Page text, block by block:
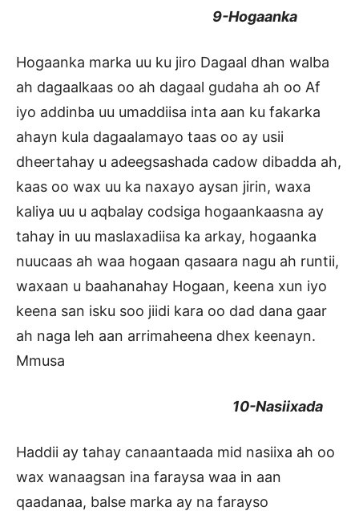
9-Hogaanka
Hogaanka marka uu ku jiro Dagaal dhan walba
ah dagaalkaas oo ah dagaal gudaha ah oo Af
iyo addinba uu umaddiisa inta aan ku fakarka
ahayn kula dagaalamayo taas oo ay usii
dheertahay u adeegsashada cadow dibadda ah,
kaas oo wax uu ka naxayo aysan jirin, waxa
kaliya uu u aqbalay codsiga hogaankaasna ay
tahay in uu maslaxadiisa ka arkay, hogaanka
nuucaas ah waa hogaan qasaara nagu ah runtii,
waxaan u baahanahay Hogaan, keena xun iyo
keena san isku soo jiidi kara oo dad dana gaar
ah naga leh aan arrimaheena dhex keenayn.
Mmusa
10-Nasiixada
Haddii ay tahay canaantaada mid nasiixa ah oo
wax wanaagsan ina faraysa waa in aan
qaadanaa, balse marka ay na farayso